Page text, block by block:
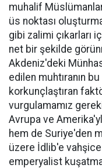
muhalif
üs noktası
gibi zalimi çıkarları
net bir şekilde
Akdeniz'deki
edilen muhtıranın bu
korkunçlaştıran
vurgulamamız
Avrupa ve
hem de Suriye'den
üzere İdlib'e vahşice
emperyalist